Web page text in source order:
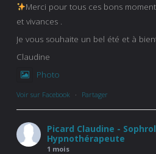
Merci pour tous ces bons
et vivances .
Je vous souhaite un bel été et à
Claudine
Photo
Voir sur Facebook · Partager
Picard Claudine -
Hypnothérapeute
1 mois